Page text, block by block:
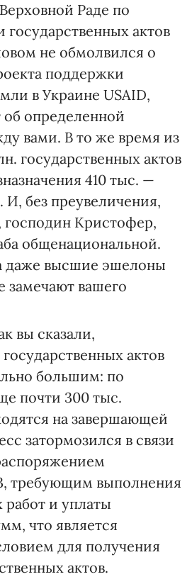
Раде по
государственных актов
не обмолвился о
поддержки
в Украине USAID,
об определенной
вами. В то же время из
государственных актов
410 тыс. —
И, без преувеличения,
господин Кристофер,
общенациональной.
даже высшие эшелоны
замечают вашего
вы сказали,
актов
большим: по
почти 300 тыс.
на завершающей
затормозился в связи
требующим выполнения
и уплаты
что является
для получения
актов.